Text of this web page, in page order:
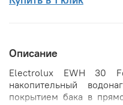
Описание
Electrolux EWH 30
накопительный
покрытием бака в